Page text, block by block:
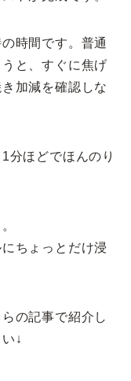
時間です。普通
と、すぐに焦げ
加減を確認しな
分ほどでほんのり
ちょっとだけ浸
の記事で紹介し
↓